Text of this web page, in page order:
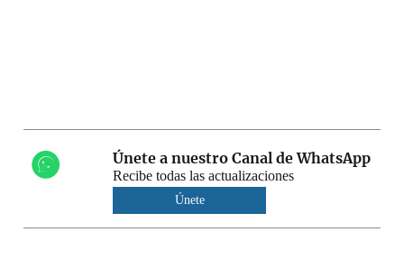
Únete a nuestro Canal de WhatsApp
Recibe todas las actualizaciones
Únete